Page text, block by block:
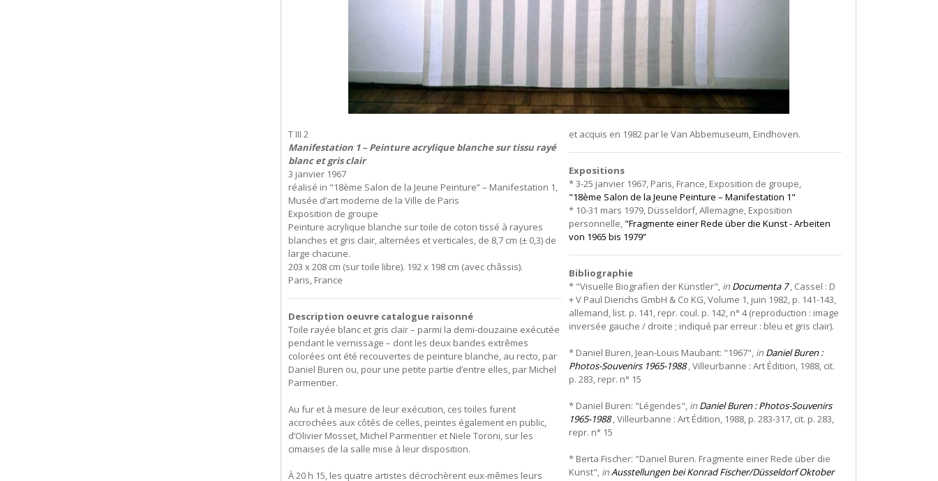
T III 2
Manifestation 1 – Peinture acrylique blanche sur tissu rayé
blanc et gris clair
3 janvier 1967
réalisé in "18ème Salon de la Jeune Peinture” – Manifestation 1,
Musée d’art moderne de la Ville de Paris
Exposition de groupe
Peinture acrylique blanche sur toile de coton tissé à rayures
blanches et gris clair, alternées et verticales, de 8,7 cm (± 0,3) de
large chacune.
203 x 208 cm (sur toile libre). 192 x 198 cm (avec châssis).
Paris, France
Description oeuvre catalogue raisonné
Toile rayée blanc et gris clair – parmi la demi-douzaine exécutée
pendant le vernissage – dont les deux bandes extrêmes
colorées ont été recouvertes de peinture blanche, au recto, par
Daniel Buren ou, pour une petite partie d’entre elles, par Michel
Parmentier.
Au fur et à mesure de leur exécution, ces toiles furent
accrochées aux côtés de celles, peintes également en public,
d’Olivier Mosset, Michel Parmentier et Niele Toroni, sur les
cimaises de la salle mise à leur disposition.
À 20 h 15, les quatre artistes décrochèrent eux-mêmes leurs
et acquis en 1982 par le Van Abbemuseum, Eindhoven.
Expositions
* 3-25 janvier 1967, Paris, France, Exposition de groupe,
"18ème Salon de la Jeune Peinture – Manifestation 1"
* 10-31 mars 1979, Düsseldorf, Allemagne, Exposition
personnelle, "Fragmente einer Rede über die Kunst - Arbeiten
von 1965 bis 1979”
Bibliographie
* "Visuelle Biografien der Künstler", in Documenta 7, Cassel : D
+ V Paul Dierichs GmbH & Co KG, Volume 1, juin 1982, p. 141-143,
allemand, list. p. 141, repr. coul. p. 142, n° 4 (reproduction : image
inversée gauche / droite ; indiqué par erreur : bleu et gris clair).
* Daniel Buren, Jean-Louis Maubant: "1967", in Daniel Buren :
Photos-Souvenirs 1965-1988, Villeurbanne : Art Édition, 1988, cit.
p. 283, repr. n° 15
* Daniel Buren: "Légendes", in Daniel Buren : Photos-Souvenirs
1965-1988, Villeurbanne : Art Édition, 1988, p. 283-317, cit. p. 283,
repr. n° 15
* Berta Fischer: "Daniel Buren. Fragmente einer Rede über die
Kunst", inAusstellungen bei Konrad Fischer/Düsseldorf Oktober